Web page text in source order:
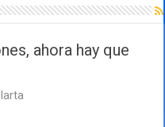
ahora hay que